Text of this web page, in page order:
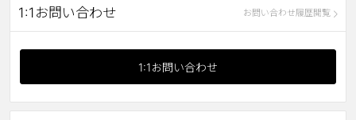
1 Day
カラー
1:1お問い合わせ
1:1お問い合わせ
お問い合わせ履歴閲覧